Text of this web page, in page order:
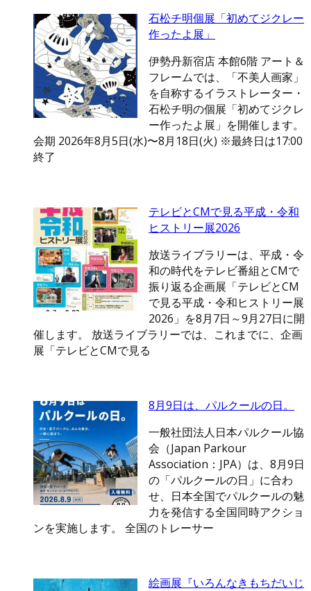
石松チ明個展「初めてジクレー
作ったよ展」
伊勢丹新宿店 本館6階 アート＆
フレームでは、「不美人画家」
を自称するイラストレーター・
石松チ明の個展「初めてジクレ
ー作ったよ展」を開催します。
会期 2026年8月5日(水)〜8月18日(火) ※最終日は17:00
終了
テレビとCMで見る平成・令和
ヒストリー展2026
放送ライブラリーは、平成・令
和の時代をテレビ番組とCMで
振り返る企画展「テレビとCM
で見る平成・令和ヒストリー展
2026」を8月7日～9月27日に開
催します。 放送ライブラリーでは、これまでに、企画
展「テレビとCMで見る
8月9日は、パルクールの日。
一般社団法人日本パルクール協
会（Japan Parkour
Association：JPA）は、8月9日
の「パルクールの日」に合わ
せ、日本全国でパルクールの魅
力を発信する全国同時アクショ
ンを実施します。 全国のトレーサー
絵画展『いろんなきもちだいじ